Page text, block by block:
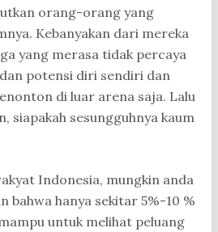
orang-orang yang
Kebanyakan dari mereka
yang merasa tidak percaya
potensi diri sendiri dan
di luar arena saja. Lalu
siapakah sesungguhnya kaum
Indonesia, mungkin anda
bahwa hanya sekitar 5%-10 %
untuk melihat peluang